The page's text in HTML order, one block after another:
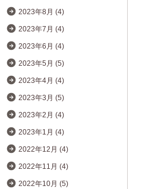
2023年8月 (4)
2023年7月 (4)
2023年6月 (4)
2023年5月 (5)
2023年4月 (4)
2023年3月 (5)
2023年2月 (4)
2023年1月 (4)
2022年12月 (4)
2022年11月 (4)
2022年10月 (5)